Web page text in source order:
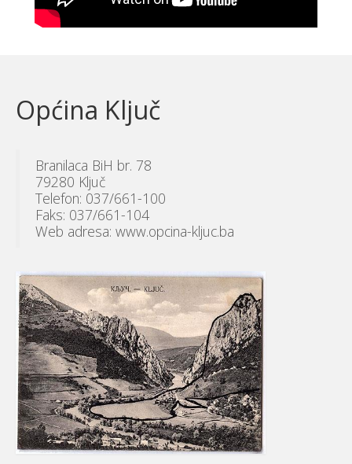
Općina Ključ
Branilaca BiH br. 78
79280 Ključ
Telefon: 037/661-100
Faks: 037/661-104
Web adresa: www.opcina-kljuc.ba